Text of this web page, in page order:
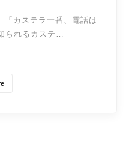
「カステラ一番、電話は
られるカステ…